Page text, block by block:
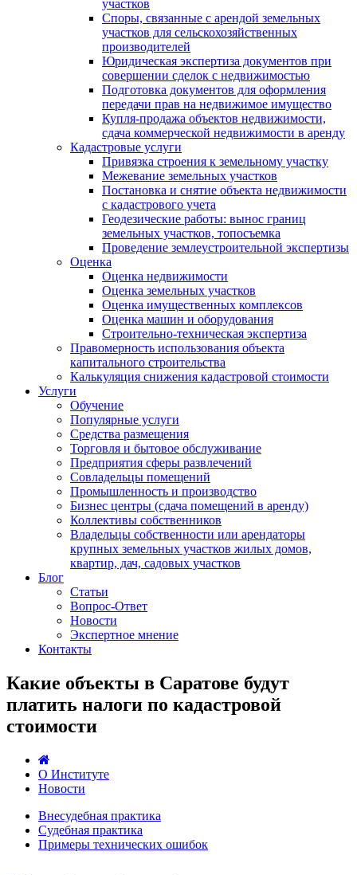
участков
Споры, связанные с арендой земельных
участков для сельскохозяйственных
производителей
Юридическая экспертиза документов при
совершении сделок с недвижимостью
Подготовка документов для оформления
передачи прав на недвижимое имущество
Купля-продажа объектов недвижимости,
сдача коммерческой недвижимости в аренду
Кадастровые услуги
Привязка строения к земельному участку
Межевание земельных участков
Постановка и снятие объекта недвижимости
с кадастрового учета
Геодезические работы: вынос границ
земельных участков, топосъемка
Проведение землеустроительной экспертизы
Оценка
Оценка недвижимости
Оценка земельных участков
Оценка имущественных комплексов
Оценка машин и оборудования
Строительно-техническая экспертиза
Правомерность использования объекта
капитального строительства
Калькуляция снижения кадастровой стоимости
Услуги
Обучение
Популярные услуги
Средства размещения
Торговля и бытовое обслуживание
Предприятия сферы развлечений
Совладельцы помещений
Промышленность и производство
Бизнес центры (сдача помещений в аренду)
Коллективы собственников
Владельцы собственности или арендаторы
крупных земельных участков жилых домов,
квартир, дач, садовых участков
Блог
Статьи
Вопрос-Ответ
Новости
Экспертное мнение
Контакты
Какие объекты в Саратове будут
платить налоги по кадастровой
стоимости
О Институте
Новости
Внесудебная практика
Судебная практика
Примеры технических ошибок